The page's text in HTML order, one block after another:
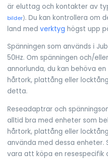
är eluttag och kontakter av
bilder). Du kan kontrollera om
land med verktyg högst upp
Spänningen som används i
50Hz. Om spänningen och/
annorlunda, du kan behöva
hårtork, plattång eller
detta.
Reseadaptrar och
alltid bra med enheter som
hårtork, plattång eller
använda med dessa enheter.
vara att köpa en resespecifik